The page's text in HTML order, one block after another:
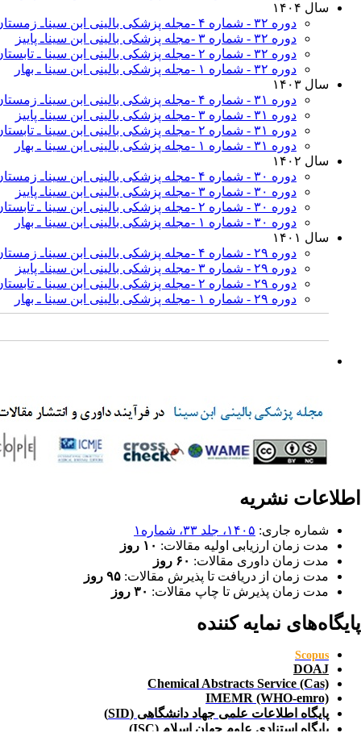
سال ۱۴۰۴
دوره ۳۲ - شماره ۴ -مجله پزشکی بالینی ابن سیناـ زمستان
دوره ۳۲ - شماره ۳ -مجله پزشکی بالینی ابن سیناـ پاییز
دوره ۳۲ - شماره ۲ -مجله پزشکی بالینی ابن سینا ـ تابستان
دوره ۳۲ - شماره ۱ -مجله پزشکی بالینی ابن سینا ـ بهار
سال ۱۴۰۳
دوره ۳۱ - شماره ۴ -مجله پزشکی بالینی ابن سیناـ زمستان
دوره ۳۱ - شماره ۳ -مجله پزشکی بالینی ابن سیناـ پاییز
دوره ۳۱ - شماره ۲ -مجله پزشکی بالینی ابن سینا ـ تابستان
دوره ۳۱ - شماره ۱ -مجله پزشکی بالینی ابن سینا ـ بهار
سال ۱۴۰۲
دوره ۳۰ - شماره ۴ -مجله پزشکی بالینی ابن سیناـ زمستان
دوره ۳۰ - شماره ۳ -مجله پزشکی بالینی ابن سیناـ پاییز
دوره ۳۰ - شماره ۲ -مجله پزشکی بالینی ابن سینا ـ تابستان
دوره ۳۰ - شماره ۱ -مجله پزشکی بالینی ابن سینا ـ بهار
سال ۱۴۰۱
دوره ۲۹ - شماره ۴ -مجله پزشکی بالینی ابن سیناـ زمستان
دوره ۲۹ - شماره ۳ -مجله پزشکی بالینی ابن سیناـ پاییز
دوره ۲۹ - شماره ۲ -مجله پزشکی بالینی ابن سینا ـ تابستان
دوره ۲۹ - شماره ۱ -مجله پزشکی بالینی ابن سینا ـ بهار
اطلاعات نشریه
شماره جاری: ۱۴۰۵، جلد ۳۳، شماره۱
مدت زمان ارزیابی اولیه مقالات: ۱۰ روز
مدت زمان داوری مقالات: ۶۰ روز
مدت زمان از دریافت تا پذیرش مقالات: ۹۵ روز
مدت زمان پذیرش تا چاپ مقالات: ۳۰ روز
پایگاه‌های نمایه کننده
Scopus
DOAJ
Chemical Abstracts Service (Cas)
IMEMR (WHO-emro)
پایگاه اطلاعات علمی جهاد دانشگاهی (SID)
پایگاه استنادی علوم جهان اسلام (ISC)